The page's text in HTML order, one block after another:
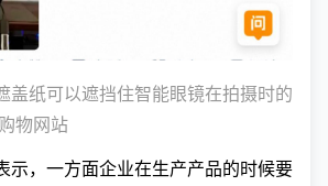
盖纸可以遮挡住智能眼镜在拍摄时的
物网站
示，一方面企业在生产产品的时候要